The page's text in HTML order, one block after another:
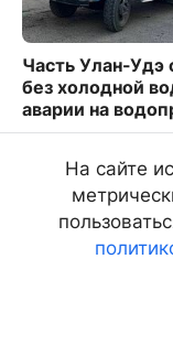
Часть Улан-Удэ
без холодной
аварии на
На сайте